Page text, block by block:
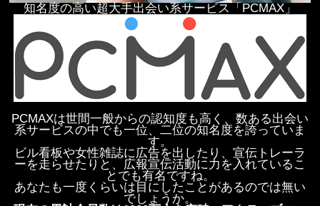
知名度の高い超大手出会い系サービス「PCMAX」
PCMAXは世間一般からの認知度も高く、数ある出会い
系サービスの中でも一位、二位の知名度を誇っていま
す。
ビル看板や女性雑誌に広告を出したり、宣伝トレーラ
ーを走らせたりと、広報宣伝活動に力を入れているこ
とでも有名ですね。
あなたも一度くらいは目にしたことがあるのでは無い
でしょうか。